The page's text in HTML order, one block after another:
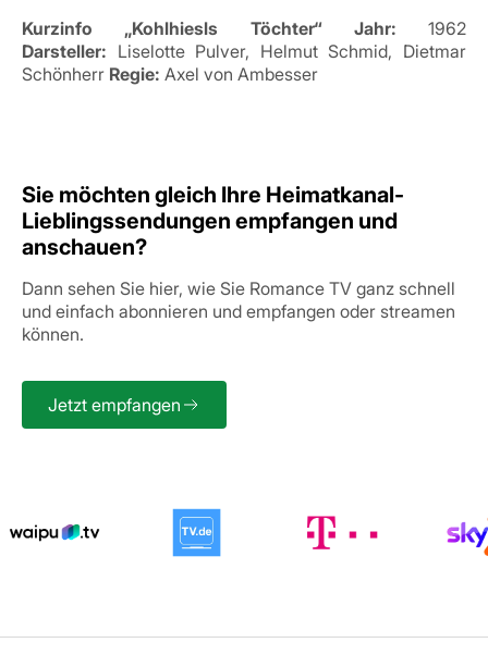
Kurzinfo „Kohlhiesls Töchter“
Jahr: 1962
Darsteller: Liselotte Pulver, Helmut Schmid, Dietmar
Schönherr Regie: Axel von Ambesser
Sie möchten gleich Ihre Heimatkanal-
Lieblingssendungen empfangen und
anschauen?
Dann sehen Sie hier, wie Sie Romance TV ganz schnell
und einfach abonnieren und empfangen oder streamen
können.
Jetzt empfangen